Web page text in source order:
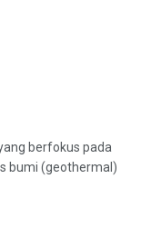
berfokus pada
bumi (geothermal)